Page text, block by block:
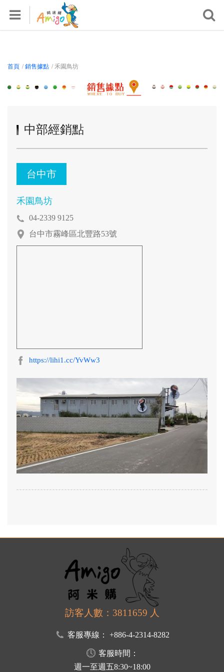
首頁
關於我們
活動專區
鸚鵡飼養知識區
檢測報告
銷售據點
常見問題
阿迷購粉絲團
首頁 / 銷售據點 / 禾園鳥坊
中部經銷點
台中市
禾園鳥坊
04-2339 9125
台中市霧峰區北豐路53號
https://lihi1.cc/YvWw3
訪客人數：3811659 人
客服專線： +886-4-2314-8282
客服時間：
週一至週五8:30~18:00